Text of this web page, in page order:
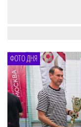
ФОТО ДНЯ